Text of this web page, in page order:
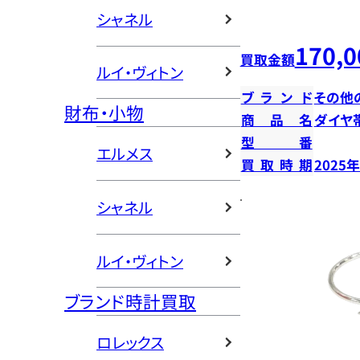
シャネル
ルイ・ヴィトン
財布・小物
エルメス
シャネル
ルイ・ヴィトン
ブランド時計買取
ロレックス
買取金額
ブランドその他
商品名ダイヤ
型番
買取時期2025